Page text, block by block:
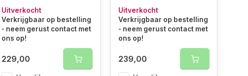
Uitverkocht
Verkrijgbaar op bestelling
- neem gerust contact met
ons op!
229,00
Uitverkocht
Verkrijgbaar op bestelling
- neem gerust contact met
ons op!
239,00